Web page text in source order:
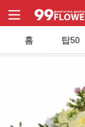
홈 탑50